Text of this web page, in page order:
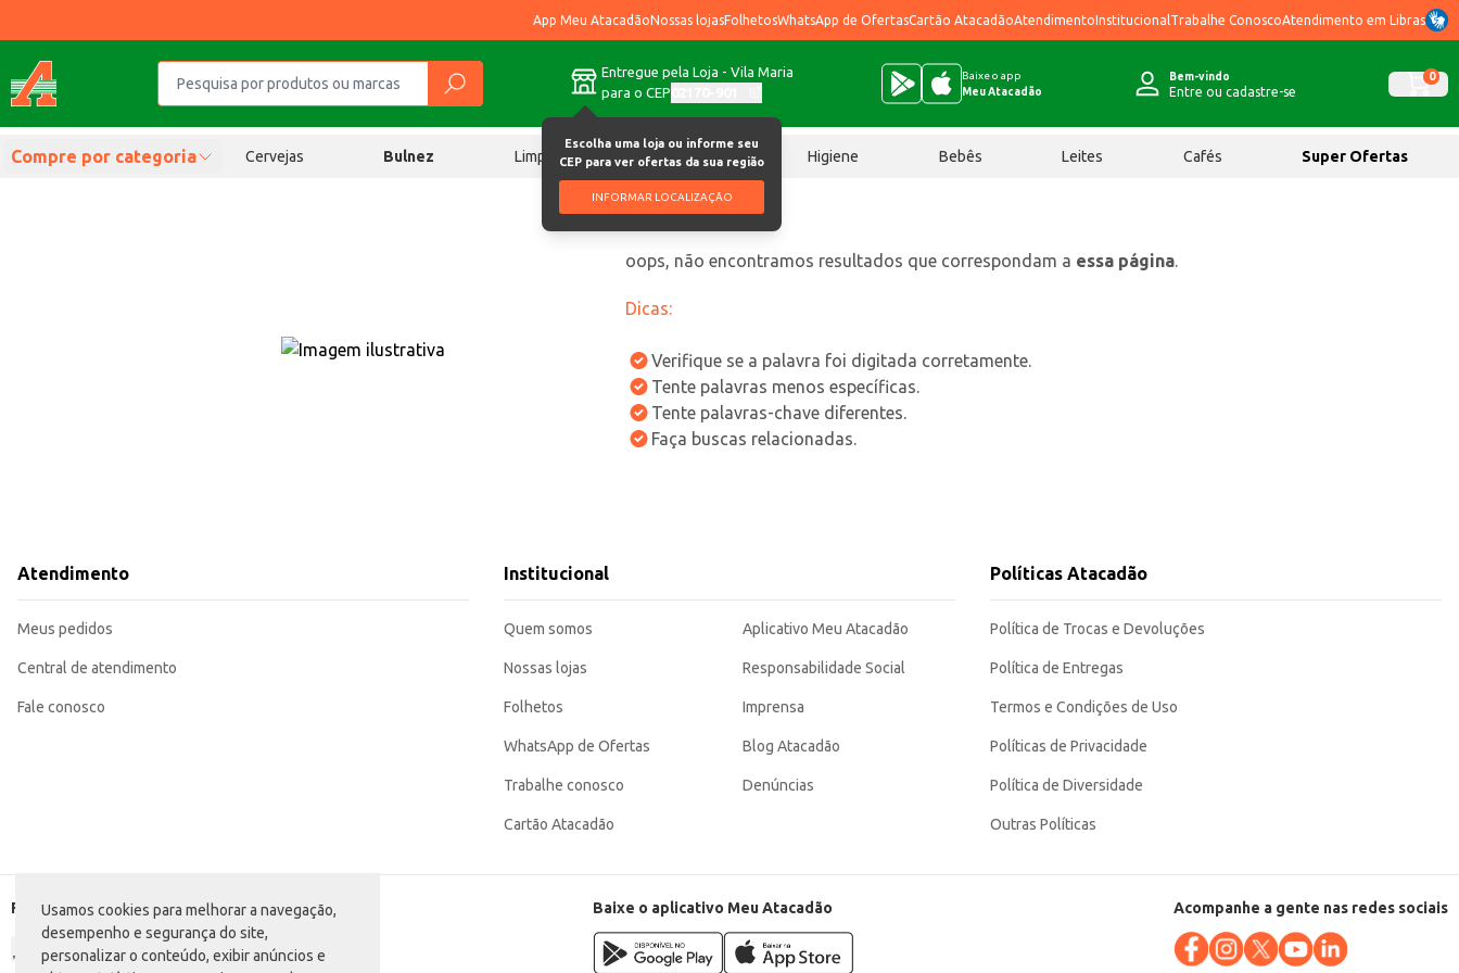
Usamos cookies para melhorar a navegação,
desempenho e segurança do site,
personalizar o conteúdo, exibir anúncios e
App Meu AtacadãoNossas lojasFolhetosWhatsApp de OfertasCartão AtacadãoAtendimentoInstitucional Trabalhe ConoscoAtendimento em Libras
Entregue pela Loja - Vila Maria
para o CEP
Escolha uma loja ou informe seu
CEP para ver ofertas da sua região
INFORMAR LOCALIZAÇÃO
Baixe o app
Meu Atacadão
Bem-vindo
Entre ou cadastre-se
0
Compre por categoria Cervejas Bulnez Limpeza Chocolates Higiene Bebês Leites Cafés Super Ofertas
oops, não encontramos resultados que correspondam a essa página.
Dicas:
Verifique se a palavra foi digitada corretamente.
Tente palavras menos específicas.
Tente palavras-chave diferentes.
Faça buscas relacionadas.
Atendimento
Meus pedidos
Central de atendimento
Fale conosco
Institucional
Quem somos
Nossas lojas
Folhetos
WhatsApp de Ofertas
Trabalhe conosco
Cartão Atacadão
Aplicativo Meu Atacadão
Responsabilidade Social
Imprensa
Blog Atacadão
Denúncias
Políticas Atacadão
Política de Trocas e Devoluções
Política de Entregas
Termos e Condições de Uso
Políticas de Privacidade
Política de Diversidade
Outras Políticas
Formas de pagamento Baixe o aplicativo Meu Atacadão Acompanhe a gente nas redes sociais